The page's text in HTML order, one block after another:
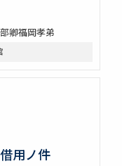
卿福岡孝弟
用ノ件